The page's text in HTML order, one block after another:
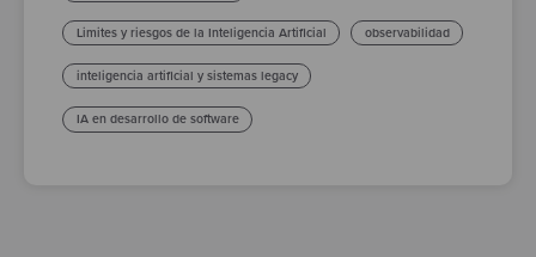
Limites y riesgos de la Inteligencia Artificial observabilidad
inteligencia artificial y sistemas legacy
IA en desarrollo de software